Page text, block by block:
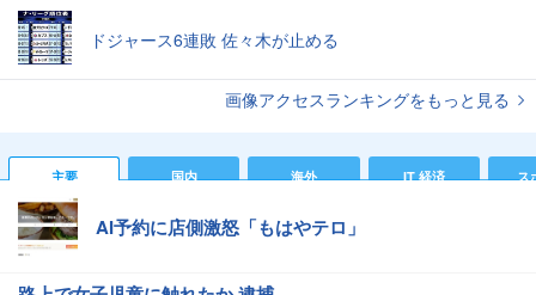
ドジャース6連敗 佐々木が止める
画像アクセスランキングをもっと見る
主要 国内 海外 IT 経済 ス
AI予約に店側激怒「もはやテロ」